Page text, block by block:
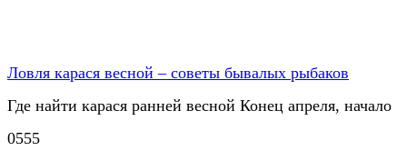
Ловля карася весной – советы бывалых рыбаков
Где найти карася ранней весной Конец апреля, начало
0555